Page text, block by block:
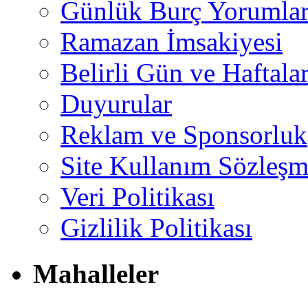
Günlük Burç
Ramazan İmsakiyesi
Belirli Gün ve
Duyurular
Reklam ve Sponsorluk
Site Kullanım
Veri Politikası
Gizlilik Politikası
Mahalleler